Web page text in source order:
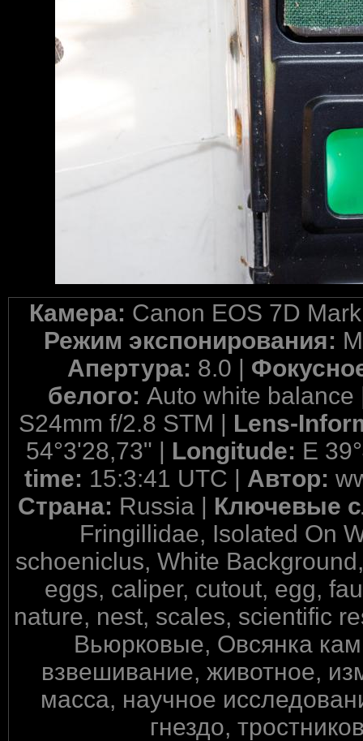
Камера: Canon EOS 7D
Режим экспонирования:
Апертура: 8.0 |
белого:Auto white
S24mm f/2.8 STM | Lens-
54°3'28,73" | Longitude: E
time: 15:3:41 UTC | Автор:
Страна: Russia | Ключевые
Fringillidae, Isolated On
schoeniclus, White
eggs, caliper, cutout, egg,
nature, nest, scales, scientific
Вьюрковые, Овсянка
взвешивание, животное,
масса, научное
гнездо,